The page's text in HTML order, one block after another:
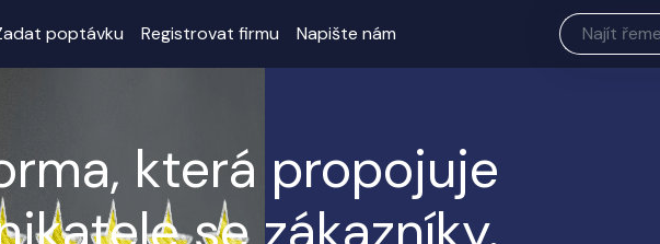
poptávku Registrovat firmu Napište nám
která propojuje